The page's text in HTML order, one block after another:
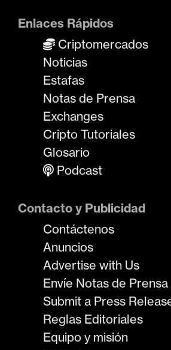
Enlaces Rápidos
Criptomercados
Noticias
Estafas
Notas de Prensa
Exchanges
Cripto Tutoriales
Glosario
Podcast
Contacto y Publicidad
Contáctenos
Anuncios
Advertise with Us
Envíe Notas de Prensa
Submit a Press
Reglas Editoriales
Equipo y misión